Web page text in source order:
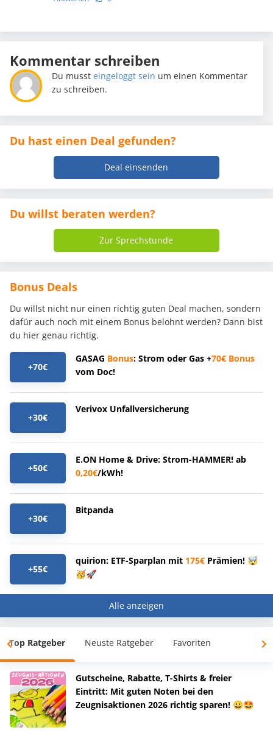
Kommentar schreiben
Du mussteingeloggt sein um einen Kommentar
zu schreiben.
Du hast einen Deal gefunden?
Deal einsenden
Du willst beraten werden?
Zur Sprechstunde
Bonus Deals
Du willst nicht nur einen richtig guten Deal machen, sondern
dafür auch noch mit einem Bonus belohnt werden? Dann bist
du hier genau richtig.
+70€
GASAG Bonus: Strom oder Gas +70€ Bonus
vom Doc!
+30€
Verivox Unfallversicherung
+50€
E.ON Home & Drive: Strom-HAMMER! ab
0,20€/kWh!
+30€
Bitpanda
+55€
quirion: ETF-Sparplan mit 175€ Prämien! 🤯
🥳🚀
Alle anzeigen
Top Ratgeber Neuste Ratgeber Favoriten
Gutscheine, Rabatte, T-Shirts & freier
Eintritt: Mit guten Noten bei den
Zeugnisaktionen 2026 richtig sparen! 😀🤩